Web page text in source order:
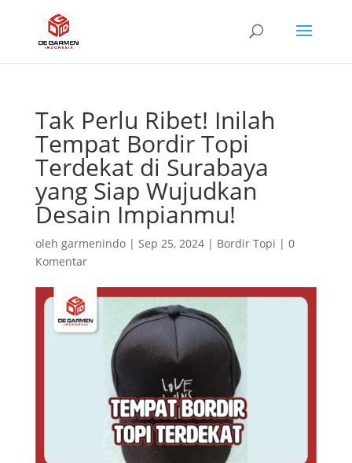
Tak Perlu Ribet! Inilah
Tempat Bordir Topi
Terdekat di Surabaya
yang Siap Wujudkan
Desain Impianmu!
oleh garmenindo| Sep 25, 2024| Bordir Topi | 0
Komentar